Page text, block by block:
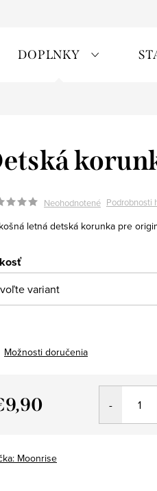
DOPLNKY
Neohodnotené Podrobnosti
letná detská korunka pre
Možnosti doručenia
Moonrise